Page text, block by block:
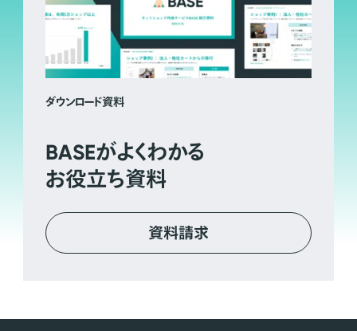
ダウンロード資料
BASEがよくわかる
お役立ち資料
資料請求